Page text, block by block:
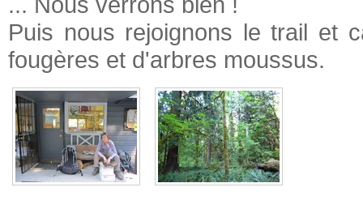
Puis nous rejoignons le trail et
fougères et d'arbres moussus.